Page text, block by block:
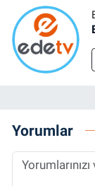
Yorumlar